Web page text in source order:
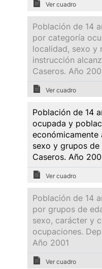
Ver cuadro
Población de 14
por categoría
localidad, sexo y
instrucción
Caseros. Año
Ver cuadro
Población de 14
ocupada y
económicamente
sexo y grupos
Caseros. Año
Ver cuadro
Población de 14
por grupos de
sexo, carácter y
ocupaciones.
Año 2001
Ver cuadro